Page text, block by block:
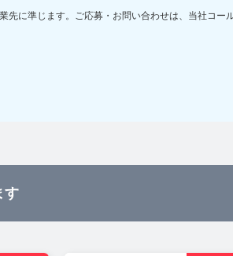
に準じます。ご応募・お問い合わせは、当社コー
す